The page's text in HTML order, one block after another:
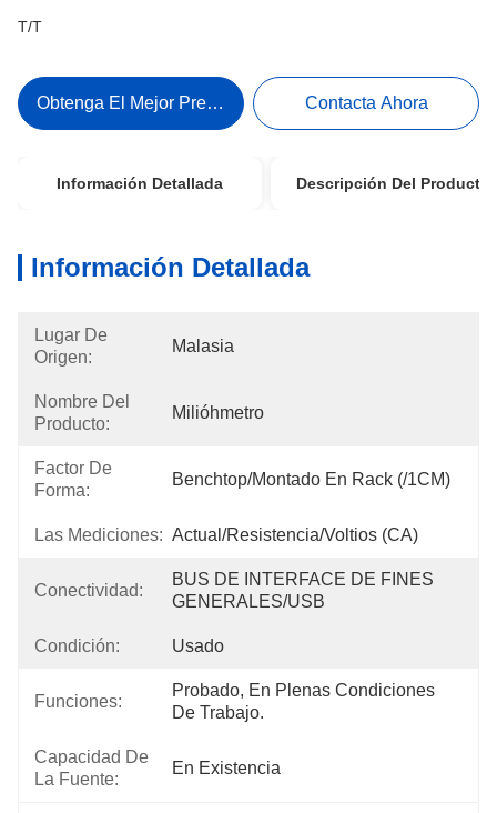
T/T
Obtenga El Mejor Precio Contacta Ahora
Información Detallada Descripción Del Producto
Información Detallada
Lugar De
Origen:
Malasia
Nombre Del
Producto:
Milióhmetro
Factor De
Forma:
Benchtop/montado En Rack (/1CM)
Las Mediciones: Actual/resistencia/voltios (CA)
Conectividad:
BUS DE INTERFACE DE FINES
GENERALES/USB
Condición: Usado
Funciones:
Probado, En Plenas Condiciones
De Trabajo.
Capacidad De
La Fuente:
En Existencia